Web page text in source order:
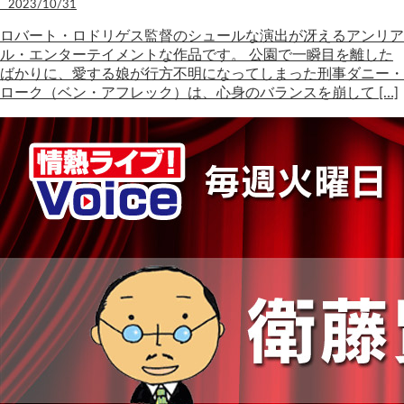
2023/10/31
ロバート・ロドリゲス監督のシュールな演出が冴えるアンリア
ル・エンターテイメントな作品です。 公園で一瞬目を離した
ばかりに、愛する娘が行方不明になってしまった刑事ダニー・
ローク（ベン・アフレック）は、心身のバランスを崩して […]